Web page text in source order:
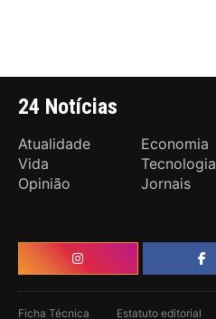
24 Notícias
Atualidade Economia
Vida
Tecnologia
Opinião
Jornais
Ficha Técnica Estatuto editorial